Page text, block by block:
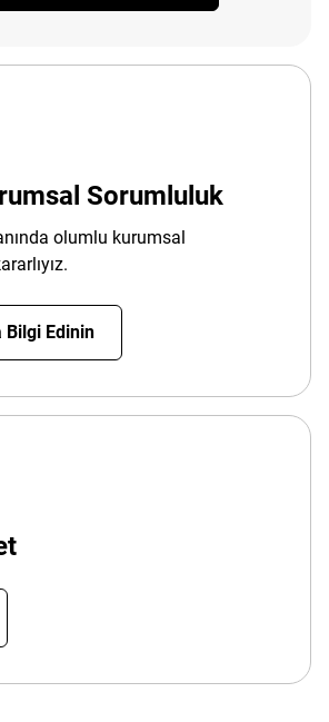
Sorumluluk
olumlu kurumsal
Bilgi Edinin